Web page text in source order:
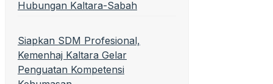
Hubungan Kaltara-Sabah
Siapkan SDM Profesional,
Kemenhaj Kaltara Gelar
Penguatan Kompetensi